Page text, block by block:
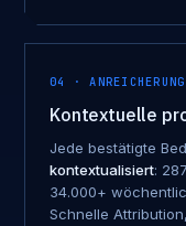
04 · ANREICHERUNG
Kontextuelle
Jede bestätigte
kontextualisiert:
34.000+
Schnelle